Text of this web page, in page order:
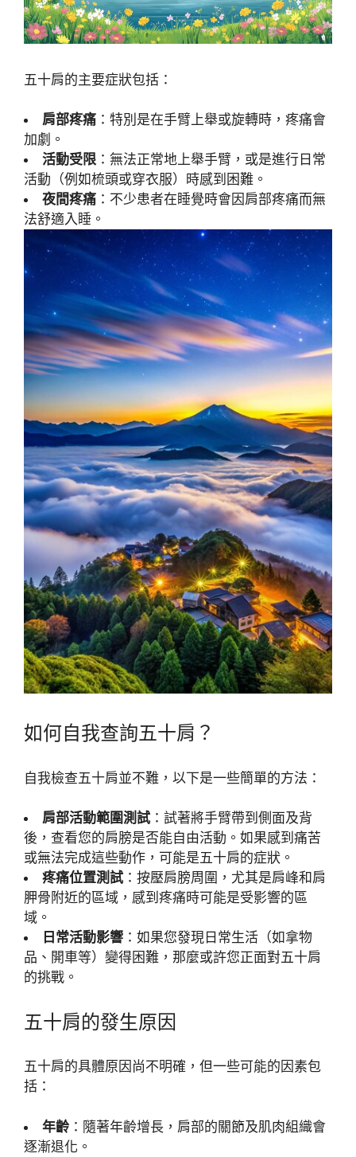
五十肩的主要症狀包括：
肩部疼痛 ：特別是在手臂上舉或旋轉時，疼痛會
加劇。
活動受限 ：無法正常地上舉手臂，或是進行日常
活動（例如梳頭或穿衣服）時感到困難。
夜間疼痛 ：不少患者在睡覺時會因肩部疼痛而無
法舒適入睡。
如何自我查詢五十肩？
自我檢查五十肩並不難，以下是一些簡單的方法：
肩部活動範圍測試 ：試著將手臂帶到側面及背
後，查看您的肩膀是否能自由活動。如果感到痛苦
或無法完成這些動作，可能是五十肩的症狀。
疼痛位置測試 ：按壓肩膀周圍，尤其是肩峰和肩
胛骨附近的區域，感到疼痛時可能是受影響的區
域。
日常活動影響 ：如果您發現日常生活（如拿物
品、開車等）變得困難，那麼或許您正面對五十肩
的挑戰。
五十肩的發生原因
五十肩的具體原因尚不明確，但一些可能的因素包
括：
年齡 ：隨著年齡增長，肩部的關節及肌肉組織會
逐漸退化。